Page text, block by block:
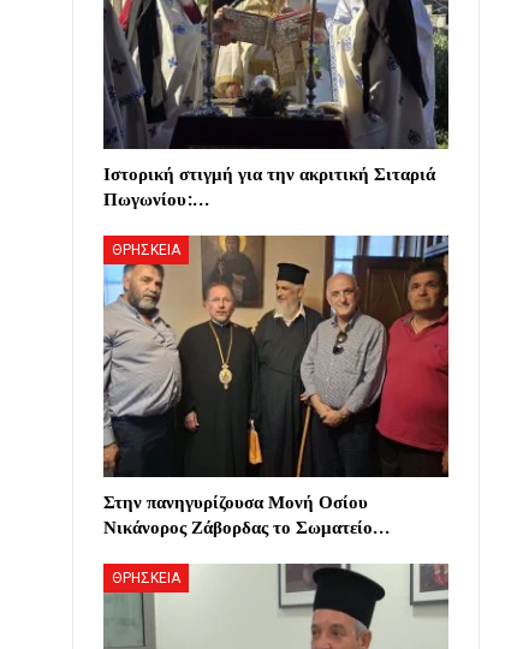
Ιστορική στιγμή για την ακριτική Σιταριά
Πωγωνίου:…
ΘΡΗΣΚΕΙΑ
Στην πανηγυρίζουσα Μονή Οσίου
Νικάνορος Ζάβορδας το Σωματείο…
ΘΡΗΣΚΕΙΑ